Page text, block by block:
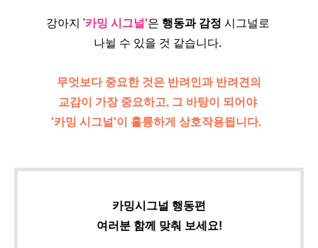
강아지 '카밍 시그널'은 행동과 감정 시그널로
나뉠 수 있을 것 같습니다.
무엇보다 중요한 것은 반려인과 반려견의
교감이 가장 중요하고, 그 바탕이 되어야
'카밍 시그널'이 훌륭하게 상호작용됩니다.
카밍시그널 행동편
여러분 함께 맞춰 보세요!